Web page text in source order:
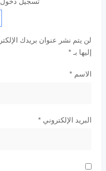
لن يتم نشر عنوان بريدك
إليها بـ *
الاسم *
البريد الإلكتروني *